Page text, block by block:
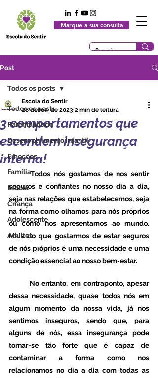
Marque a sua consulta
Post
Todos os posts
Parentalidade
Desenvolvimento Infantil
Emoções
Família
Escola
Criança
Adolescente
Adultos
Todos os posts
3 comportamentos que
escondem insegurança
interna!
Escola do Sentir
28 de fev. de 2023 2 min de leitura
	Todos nós gostamos de nos sentir
seguros e confiantes no nosso dia a dia,
seja nas relações que estabelecemos, seja
na forma como olhamos para nós próprios
ou como nos apresentamos ao mundo.
Mais do que gostarmos de estar seguros
de nós próprios é uma necessidade e uma
condição essencial ao nosso bem-estar.
dessa necessidade, quase todos nós em
algum momento da nossa vida, já nos
sentimos inseguros, sendo que, para
alguns de nós, essa insegurança pode
tornar-se tão forte que é capaz de
contaminar a forma como nos
relacionamos no dia a dia com todas as